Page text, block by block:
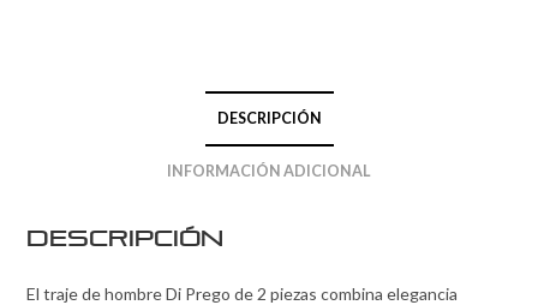
DESCRIPCIÓN
INFORMACIÓN ADICIONAL
Descripción
El traje de hombre Di Prego de 2 piezas combina elegancia